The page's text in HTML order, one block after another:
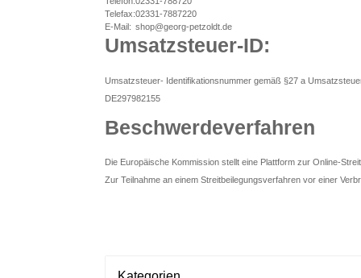
Telefax:02331-7887220
E-Mail: shop@georg-petzoldt.de
Umsatzsteuer-ID:
Umsatzsteuer- Identifikationsnummer gemäß §27 a
DE297982155
Beschwerdeverfahren
Die Europäische Kommission stellt eine Plattform zur Online-
Zur Teilnahme an einem Streitbeilegungsverfahren vor einer